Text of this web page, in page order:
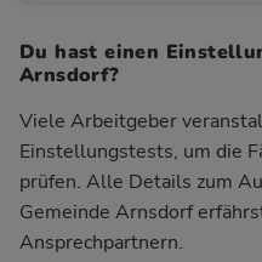
Du hast einen
Arnsdorf?
Viele Arbeitgeber
Einstellungstests, um die
prüfen. Alle Details zum
Gemeinde Arnsdorf
Ansprechpartnern.